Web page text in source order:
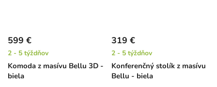
Komoda z masívu Bellu 3D -
biela
599 €
2 - 5 týždňov
Konferenčný stolík z masívu
Bellu - biela
319 €
2 - 5 týždňov